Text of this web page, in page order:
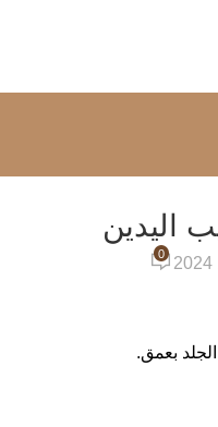
اليدين
0
بعمق.